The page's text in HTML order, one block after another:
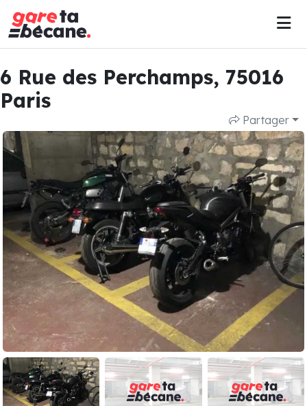
6 Rue des Perchamps, 75016
Paris
Partager